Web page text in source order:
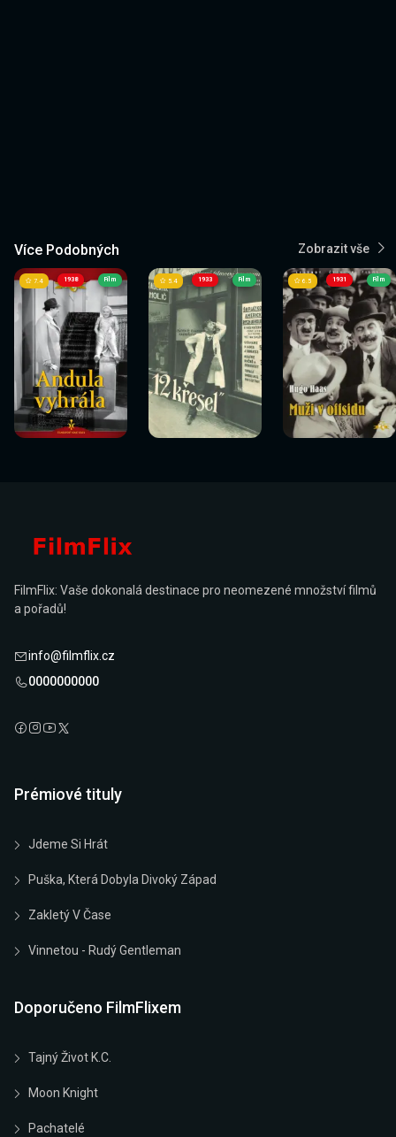
Více Podobných Zobrazit vše
1938
Sledovat
nyní
7.4 Film
Sledovat
nyní
1933
Sledovat
nyní
5.4 Film
Sledovat
nyní
1931
Sledovat
nyní
6.5 Film
Sledovat
FilmFlix: Vaše dokonalá destinace pro neomezené množství filmů
a pořadů!
info@filmflix.cz
0000000000
Prémiové tituly
Jdeme Si Hrát
Puška, Která Dobyla Divoký Západ
Zakletý V Čase
Vinnetou - Rudý Gentleman
Doporučeno FilmFlixem
Tajný Život K.C.
Moon Knight
Pachatelé